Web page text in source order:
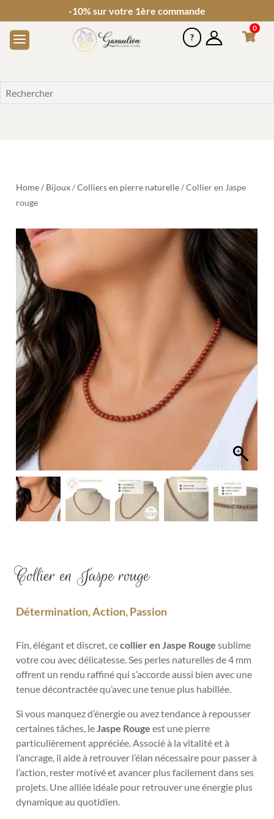
-10% sur votre 1ère commande
0
Home/ Bijoux/Colliers en pierre naturelle/ Collier en Jaspe
rouge
Collier en Jaspe rouge
Détermination, Action, Passion
Fin, élégant et discret, cecollier en Jaspe Rouge sublime
votre cou avec délicatesse. Ses perles naturelles de 4 mm
offrent un rendu raffiné qui s’accorde aussi bien avec une
tenue décontractée qu’avec une tenue plus habillée.
Si vous manquez d’énergie ou avez tendance à repousser
certaines tâches, le Jaspe Rouge est une pierre
particulièrement appréciée. Associé à la vitalité et à
l’ancrage, il aide à retrouver l’élan nécessaire pour passer à
l’action, rester motivé et avancer plus facilement dans ses
projets. Une alliée idéale pour retrouver une énergie plus
dynamique au quotidien.